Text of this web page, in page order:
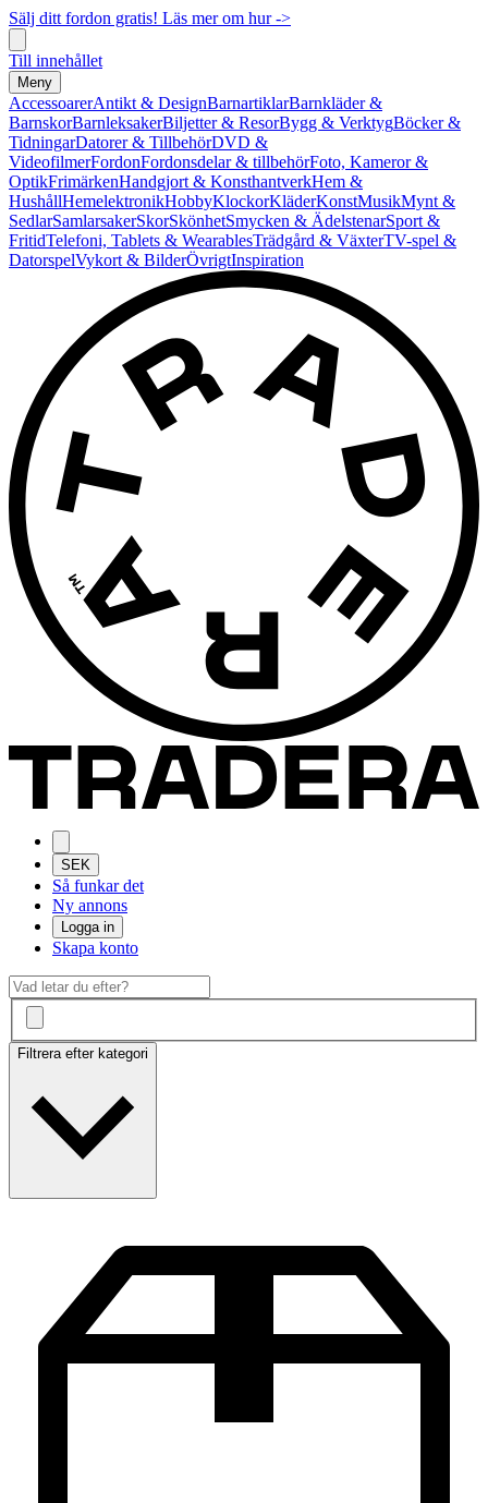
Sälj ditt fordon gratis! Läs mer om hur ->
Till innehållet
Meny
AccessoarerAntikt & DesignBarnartiklarBarnkläder &
BarnskorBarnleksakerBiljetter & ResorBygg & VerktygBöcker &
TidningarDatorer & TillbehörDVD &
VideofilmerFordonFordonsdelar & tillbehörFoto, Kameror &
OptikFrimärkenHandgjort & KonsthantverkHem &
HushållHemelektronikHobbyKlockorKläderKonstMusikMynt &
SedlarSamlarsakerSkorSkönhetSmycken & ÄdelstenarSport &
FritidTelefoni, Tablets & WearablesTrädgård & VäxterTV-spel &
DatorspelVykort & BilderÖvrigtInspiration
SEK
Så funkar det
Ny annons
Logga in
Skapa konto
Filtrera efter kategori